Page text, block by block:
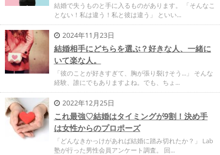
結婚で失うものと手に入るものがあります。 「そんなこ
とない！私は違う！私と彼は違う」 といい...
2024年11月23日
結婚相手にどちらを選ぶ？好きな人、一緒に
いて楽な人。
「彼のことが好きすぎて、胸が張り裂けそう...」 そんな
経験、誰にでもありますよね。でも、ちょ...
2022年12月25日
これ最強♡結婚はタイミングが9割！決め手
は女性からのプロポーズ
「どんなきかっけがあれば結婚に踏み切れたか？」 Lab
塾が行った男性会員アンケート調査。 回...